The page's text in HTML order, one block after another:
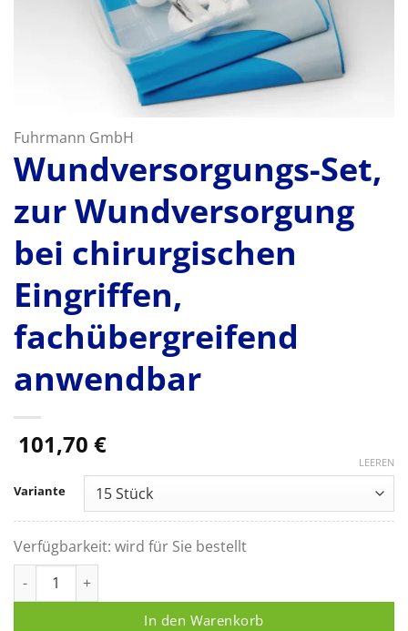
Fuhrmann GmbH
Wundversorgungs-Set,
zur Wundversorgung
bei chirurgischen
Eingriffen,
fachübergreifend
anwendbar
101,70 €
Variante
LEEREN
Verfügbarkeit: wird für Sie bestellt
Wundversorgungs-Set, zur Wundversorgung bei
In den Warenkorb